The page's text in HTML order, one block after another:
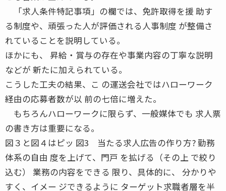
「求人条件特記事項」の欄では、免許取得を援 助す
る制度や、頑張った人が評価される人事制度 が整備さ
れていることを説明している。
ほかにも、 昇給・賞与の存在や事業内容の丁寧な説明
などが 新たに加えられている。
こうした工夫の結果、こ の運送会社ではハローワーク
経由の応募者数が以 前の七倍に増えた。
もちろんハローワークに限らず、一般媒体でも 求人票
の書き方は重要になる。
図３と図４はピッ 図3 当たる求人広告の作り方? 勤務
体系の自由 度を上げて、門戸 を拡げる（その上 で絞り
込む） 業務の内容をできる 限り、具体的に、 分かりや
すく、イメー ジできるように ターゲット求職者層を半